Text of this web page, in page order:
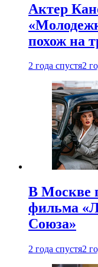
Актер
похож на
2 года спустя2
В Москве
фильма
Союза»
2 года спустя2